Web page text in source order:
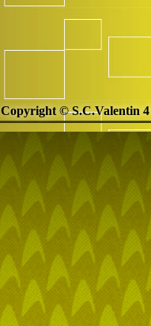
Copyright © S.C.Valentin